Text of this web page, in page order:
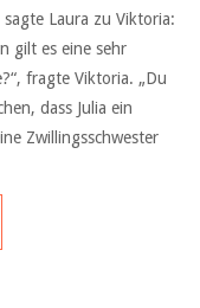
Laura zu Viktoria:
gilt es eine sehr
fragte Viktoria. „Du
dass Julia ein
Zwillingsschwester